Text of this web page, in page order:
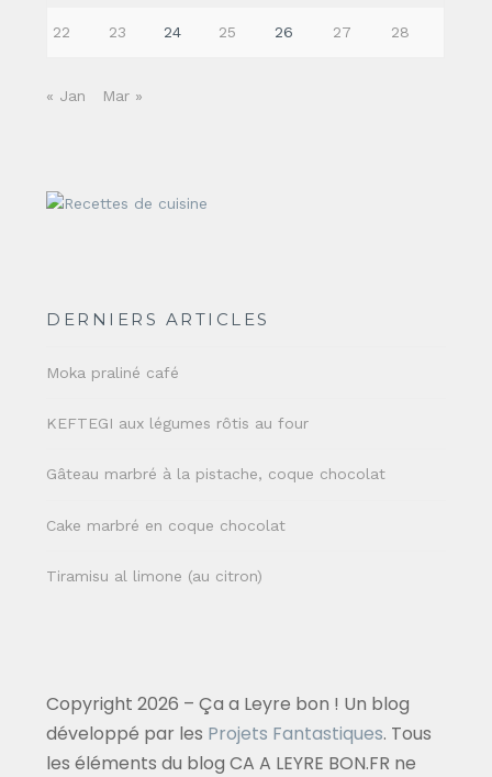
22 23 24 25 26 27 28
« Jan Mar »
DERNIERS ARTICLES
Moka praliné café
KEFTEGI aux légumes rôtis au four
Gâteau marbré à la pistache, coque chocolat
Cake marbré en coque chocolat
Tiramisu al limone (au citron)
Copyright 2026 – Ça a Leyre bon ! Un blog
développé par les Projets Fantastiques. Tous
les éléments du blog CA A LEYRE BON.FR ne